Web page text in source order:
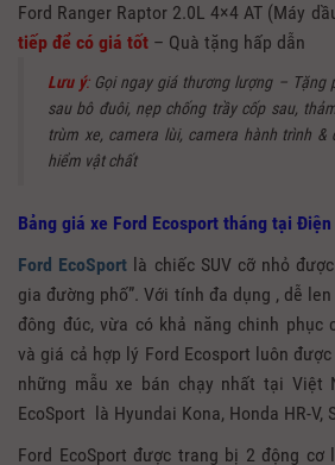
Ford Ranger Raptor 2.0L 4×4 AT (Máy
tiếp để có giá tốt – Quà tặng hấp dẫn
Lưu ý:Gọi ngay giá thương lượng – Tặng
sau bô đuôi, nẹp chống trầy cốp sau,
trùm xe, camera lùi, camera hành trình
hiểm vật chất
Bảng giá xe Ford Ecosport tháng tại Điện
Ford EcoSport là chiếc SUV cỡ nhỏ
gia đường phố”. Với tính đa dụng , dễ
đông đúc, vừa có khả năng chinh phục
và giá cả hợp lý Ford Ecosport luôn
những mẫu xe bán chạy nhất tại Việt
EcoSport là Hyundai Kona, Honda HR-V,
Ford EcoSport được trang bị 2 động